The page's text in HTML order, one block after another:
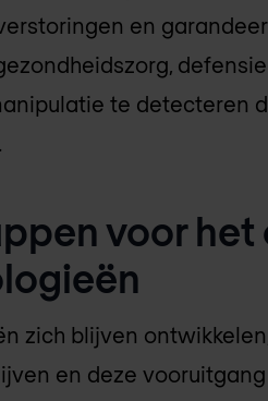
en
te detecteren
voor het
zich blijven
en deze